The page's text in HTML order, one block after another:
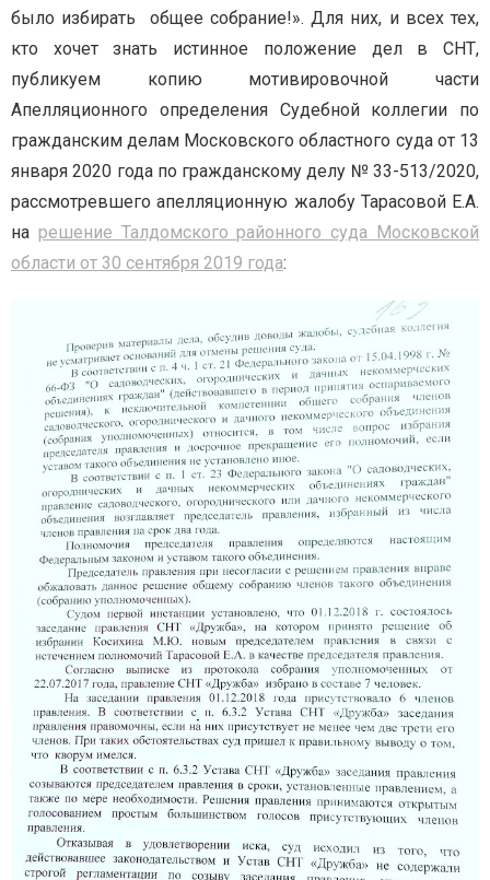
было избирать общее собрание!». Для них, и всех тех,
кто хочет знать истинное положение дел в СНТ,
публикуем копию мотивировочной части
Апелляционного определения Судебной коллегии по
гражданским делам Московского областного суда от 13
января 2020 года по гражданскому делу № 33-513/2020,
рассмотревшего апелляционную жалобу Тарасовой Е.А.
на решение Талдомского районного суда Московской
области от 30 сентября 2019 года: